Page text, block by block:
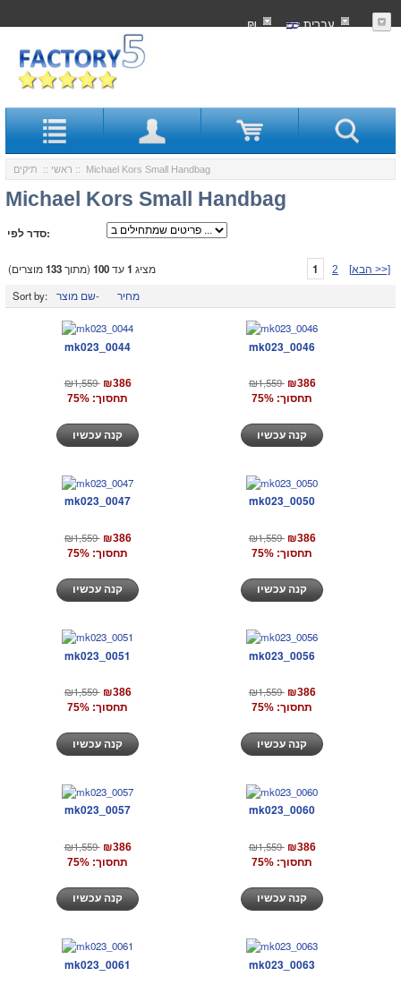
עִברִית ₪
ראשי :: תיקים :: Michael Kors Small Handbag
Michael Kors Small Handbag
סדר לפי:
מציג 1עד100 (מתוך133מוצרים) 1 2 [הבא >>]
Sort by: שם מוצר- מחיר
mk023_0044
₪1,559 ₪386
תחסוך: 75%
mk023_0046
₪1,559 ₪386
תחסוך: 75%
mk023_0047
₪1,559 ₪386
תחסוך: 75%
mk023_0050
₪1,559 ₪386
תחסוך: 75%
mk023_0051
₪1,559 ₪386
תחסוך: 75%
mk023_0056
₪1,559 ₪386
תחסוך: 75%
mk023_0057
₪1,559 ₪386
תחסוך: 75%
mk023_0060
₪1,559 ₪386
תחסוך: 75%
mk023_0061 mk023_0063